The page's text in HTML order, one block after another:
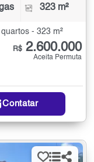
323 m²
- 323 m²
R$ 2.600.000
Aceita Permuta
Contatar